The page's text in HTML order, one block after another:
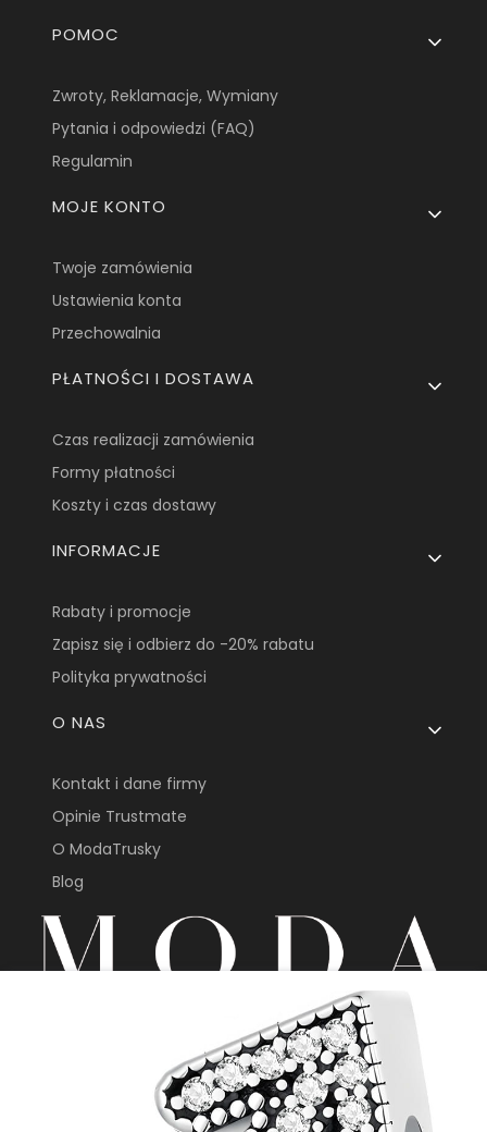
Linki w stopce
POMOC
Zwroty, Reklamacje, Wymiany
Pytania i odpowiedzi (FAQ)
Regulamin
MOJE KONTO
Twoje zamówienia
Ustawienia konta
Przechowalnia
PŁATNOŚCI I DOSTAWA
Czas realizacji zamówienia
Formy płatności
Koszty i czas dostawy
INFORMACJE
Rabaty i promocje
Zapisz się i odbierz do -20% rabatu
Polityka prywatności
O NAS
Kontakt i dane firmy
Opinie Trustmate
O ModaTrusky
Blog